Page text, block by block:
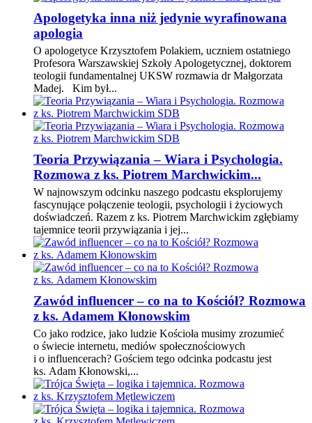
Apologetyka inna niż jedynie wyrafinowana
apologia
O apologetyce Krzysztofem Polakiem, uczniem ostatniego
Profesora Warszawskiej Szkoły Apologetycznej, doktorem
teologii fundamentalnej UKSW rozmawia dr Małgorzata
Madej. Kim był...
Teoria Przywiązania – Wiara i Psychologia.
Rozmowa z ks. Piotrem Marchwickim...
W najnowszym odcinku naszego podcastu eksplorujemy
fascynujące połączenie teologii, psychologii i życiowych
doświadczeń. Razem z ks. Piotrem Marchwickim zgłębiamy
tajemnice teorii przywiązania i jej...
Zawód influencer – co na to Kościół? Rozmowa
z ks. Adamem Kłonowskim
Co jako rodzice, jako ludzie Kościoła musimy zrozumieć
o świecie internetu, mediów społecznościowych
i o influencerach? Gościem tego odcinka podcastu jest
ks. Adam Kłonowski,...